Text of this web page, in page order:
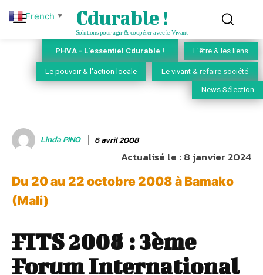
Cdurable !
Solutions pour agir & coopérer avec le Vivant
PHVA - L'essentiel Cdurable ! L'être & les liens
Le pouvoir & l'action locale Le vivant & refaire société
News Sélection
Linda PINO 6 avril 2008
Actualisé le :8 janvier 2024
Du 20 au 22 octobre 2008 à Bamako
(Mali)
FITS 2008 : 3ème
Forum International
French ▼